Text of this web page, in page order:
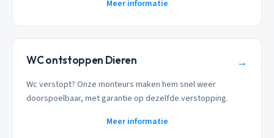
Meer informatie
WC ontstoppen Dieren →
Wc verstopt? Onze monteurs maken hem snel weer
doorspoelbaar, met garantie op dezelfde verstopping.
Meer informatie